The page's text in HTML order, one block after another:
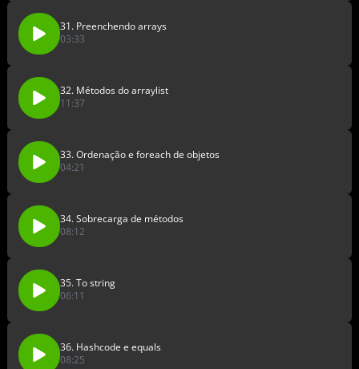
31. Preenchendo arrays
03:33
32. Métodos do arraylist
11:37
33. Ordenação e foreach de objetos
04:21
34. Sobrecarga de métodos
08:12
35. To string
06:11
36. Hashcode e equals
08:25